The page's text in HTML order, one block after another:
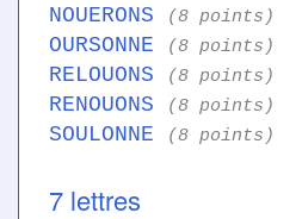
NOUERONS (8 points)
OURSONNE (8 points)
RELOUONS (8 points)
RENOUONS (8 points)
SOULONNE (8 points)
7 lettres